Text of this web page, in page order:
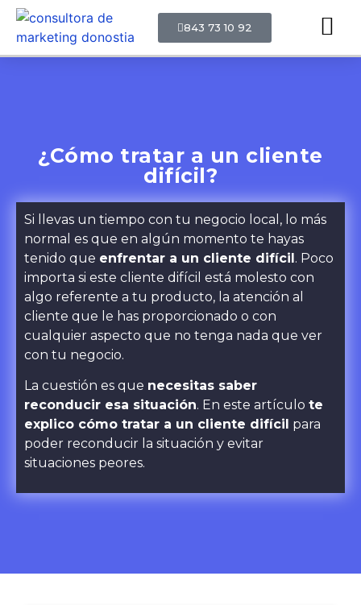
843 73 10 92
¿Cómo tratar a un cliente
difícil?
Si llevas un tiempo con tu negocio local, lo más
normal es que en algún momento te hayas
tenido que enfrentar a un cliente difícil. Poco
importa si este cliente difícil está molesto con
algo referente a tu producto, la atención al
cliente que le has proporcionado o con
cualquier aspecto que no tenga nada que ver
con tu negocio.
La cuestión es que necesitas saber
reconducir esa situación. En este artículo te
explico cómo tratar a un cliente difícil para
poder reconducir la situación y evitar
situaciones peores.